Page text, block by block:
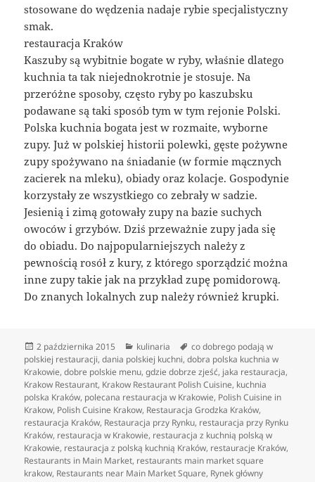
stosowane do wędzenia nadaje rybie specjalistyczny
smak.
restauracja Kraków
Kaszuby są wybitnie bogate w ryby, właśnie dlatego
kuchnia ta tak niejednokrotnie je stosuje. Na
przeróżne sposoby, często ryby po kaszubsku
podawane są taki sposób tym w tym rejonie Polski.
Polska kuchnia bogata jest w rozmaite, wyborne
zupy. Już w polskiej historii polewki, gęste pożywne
zupy spożywano na śniadanie (w formie mącznych
zacierek na mleku), obiady oraz kolacje. Gospodynie
korzystały ze wszystkiego co zebrały w sadzie.
Jesienią i zimą gotowały zupy na bazie suchych
owoców i grzybów. Dziś przeważnie zupy jada się
do obiadu. Do najpopularniejszych należy z
pewnością rosół z kury, z którego sporządzić można
inne zupy takie jak na przykład zupę pomidorową.
Do znanych lokalnych zup należy również krupki.
Data
publikacji
2 października 2015 Kategorie
kulinaria Tagi
co dobrego podają w
polskiej restauracji,dania polskiej kuchni,dobra polska kuchnia w
Krakowie,dobre polskie menu,gdzie dobrze zjeść, jaka restauracja,
Krakow Restaurant, Krakow Restaurant Polish Cuisine, kuchnia
polska Kraków, polecana restauracja w Krakowie, Polish Cuisine in
Krakow, Polish Cuisine Krakow, Restauracja Grodzka Kraków,
restauracja Kraków, Restauracja przy Rynku, restauracja przy Rynku
Kraków, restauracja w Krakowie, restauracja z kuchnią polską w
Krakowie, restauracja z polską kuchnią Kraków, restauracje Kraków,
Restaurants in Main Market, restaurants main market square
krakow, Restaurants near Main Market Square, Rynek główny